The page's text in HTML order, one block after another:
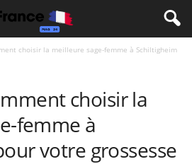
choisir la meilleure sage-femme à Schiltigheim
choisir la
femme à
votre grossesse